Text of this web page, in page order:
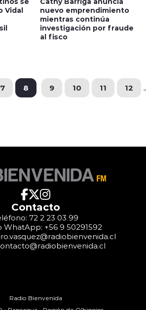
Vidal
nuevo emprendimiento
mientras continúa
investigación por fraude
al fisco
7 8 9 10 11 12
Contacto
72 2 23 03 99
WhatApp: +56 9 50291592
Radio Bienvenida